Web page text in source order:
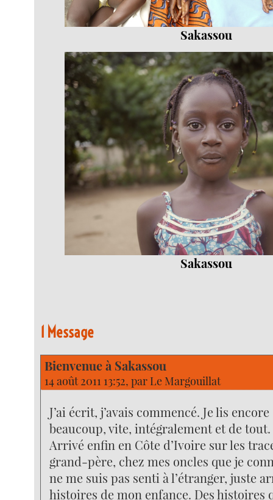
Sakassou
Sakassou
1 Message
Bienvenue à Sakassou
14 août 2011 13:52, par Le Margouillat
J’ai écrit, j’avais commencé. Je lis
beaucoup, vite, intégralement et de tout.
Arrivé enfin en Côte d’Ivoire sur les
grand-père, chez mes oncles que je
ne me suis pas senti à l’étranger, juste
histoires de mon enfance. Des histoires